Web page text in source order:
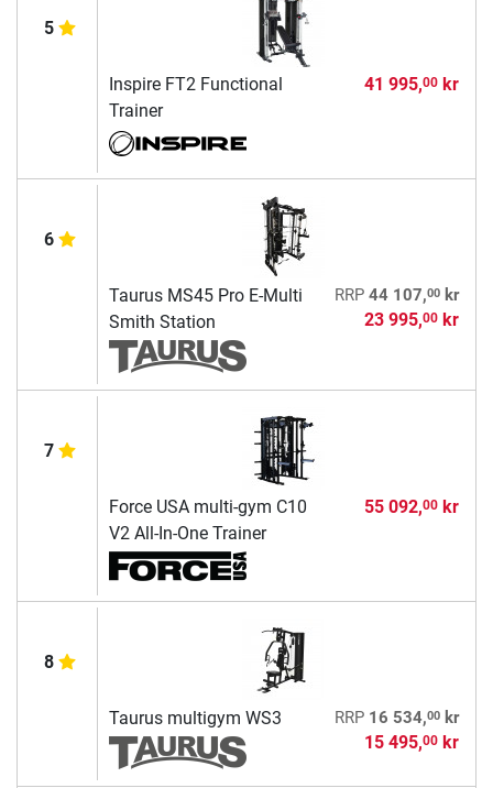
5
Inspire FT2 Functional
Trainer
41 995,00kr
6
Taurus MS45 Pro E-Multi
Smith Station
RRP 44 107,00kr
23 995,00kr
7
Force USA multi-gym C10
V2 All-In-One Trainer
55 092,00kr
8
Taurus multigym WS3 RRP 16 534,00kr
15 495,00kr